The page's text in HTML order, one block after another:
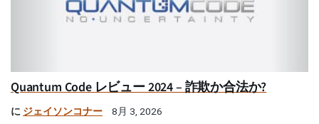
Quantum Code レビュー 2024 – 詐欺か合法か?
に ジェイソンコナー 8月 3, 2026